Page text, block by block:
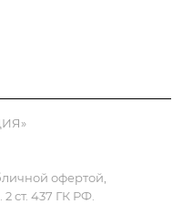
офертой,
ст. 437 ГК РФ.